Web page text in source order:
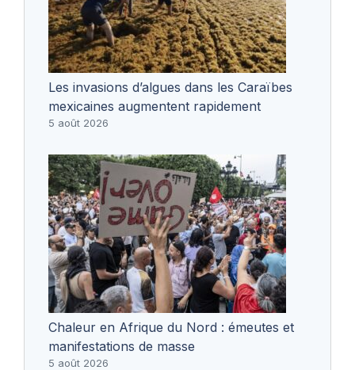
Les invasions d’algues dans les Caraïbes
mexicaines augmentent rapidement
5 août 2026
Chaleur en Afrique du Nord : émeutes et
manifestations de masse
5 août 2026